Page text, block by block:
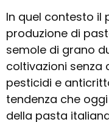
In quel contesto il
produzione di
semole di grano
coltivazioni senza
pesticidi e
tendenza che
della pasta